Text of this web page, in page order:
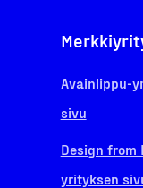
Avainlippu-
sivu
Design from
yrityksen